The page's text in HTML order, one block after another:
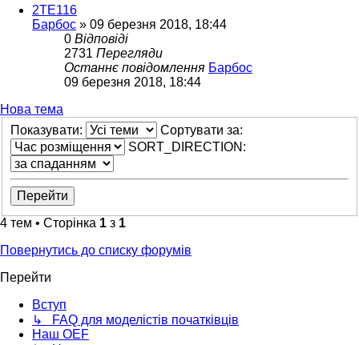
2ТЕ116
Барбос » 09 березня 2018, 18:44
0 Відповіді
2731 Перегляди
Останнє повідомлення Барбос
09 березня 2018, 18:44
Нова тема
Показувати:
Сортувати за:
SORT_DIRECTION:
4 тем • Сторінка 1 з 1
Повернутись до списку форумів
Перейти
Вступ
↳ FAQ для моделістів початківців
Наш OEF